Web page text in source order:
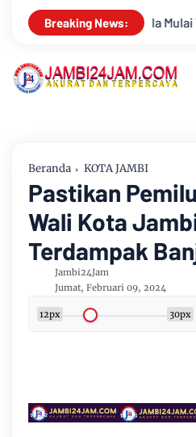
Breaking News:
Warga Diminta Waspada
Beranda KOTA JAMBI
Pastikan
Wali Kota
Terdampak
Jambi24Jam
Jumat, Februari 09, 2024
12px 30px